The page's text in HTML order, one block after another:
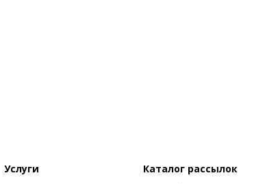
Услуги Каталог рассылок